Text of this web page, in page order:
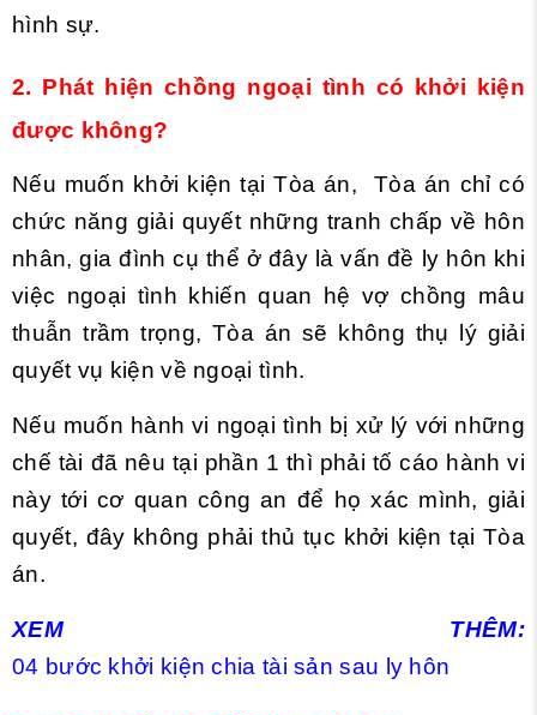
hình sự.
2. Phát hiện chồng ngoại tình có khởi kiện
được không?
Nếu muốn khởi kiện tại Tòa án, Tòa án chỉ có
chức năng giải quyết những tranh chấp về hôn
nhân, gia đình cụ thể ở đây là vấn đề ly hôn khi
việc ngoại tình khiến quan hệ vợ chồng mâu
thuẫn trầm trọng, Tòa án sẽ không thụ lý giải
quyết vụ kiện về ngoại tình.
Nếu muốn hành vi ngoại tình bị xử lý với những
chế tài đã nêu tại phần 1 thì phải tố cáo hành vi
này tới cơ quan công an để họ xác mình, giải
quyết, đây không phải thủ tục khởi kiện tại Tòa
án.
XEM THÊM:
04 bước khởi kiện chia tài sản sau ly hôn